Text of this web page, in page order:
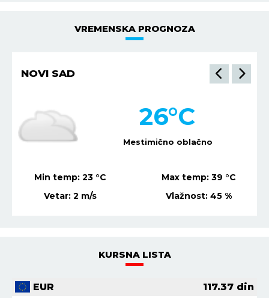
VREMENSKA PROGNOZA
NIŠ
Vedro nebo
24°C
Min temp:21 °C Max temp: 37 °C
Vetar: 0 m/s Vlažnost:62 %
KURSNA LISTA
EUR 117.37 din